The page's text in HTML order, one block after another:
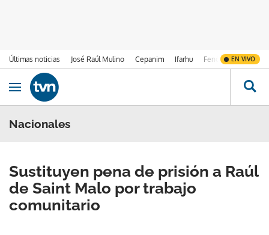
Últimas noticias José Raúl Mulino Cepanim Ifarhu Fenómeno de El
EN VIVO
Ir al contenido
Obrir navegació
Nacionales
Sustituyen pena de prisión a Raúl
de Saint Malo por trabajo
comunitario